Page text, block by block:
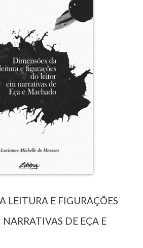
LEITURA E FIGURAÇÕES
DE EÇA E